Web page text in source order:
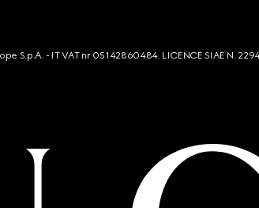
S.p.A. - IT VAT nr 05142860484. LICENCE SIAE N.